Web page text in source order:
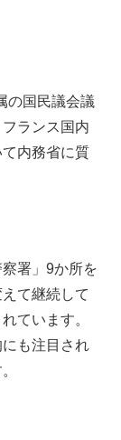
の国民議会議
ランス国内
内務省に質
署」9か所を
て継続して
ています。
も注目され